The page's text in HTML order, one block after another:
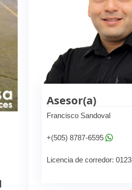
Asesor(a)
Francisco Sandoval
+(505) 8787-6595
Licencia de corredor: